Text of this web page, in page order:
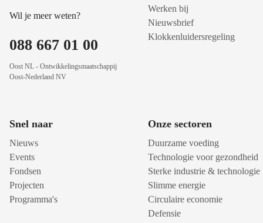
Wil je meer weten?
088 667 01 00
Oost NL - Ontwikkelingsmaatschappij
Oost-Nederland NV
Werken bij
Nieuwsbrief
Klokkenluidersregeling
Snel naar
Nieuws
Events
Fondsen
Projecten
Programma's
Onze sectoren
Duurzame voeding
Technologie voor gezondheid
Sterke industrie & technologie
Slimme energie
Circulaire economie
Defensie